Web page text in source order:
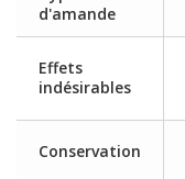
d'amande
Effets
indésirables
Conservation